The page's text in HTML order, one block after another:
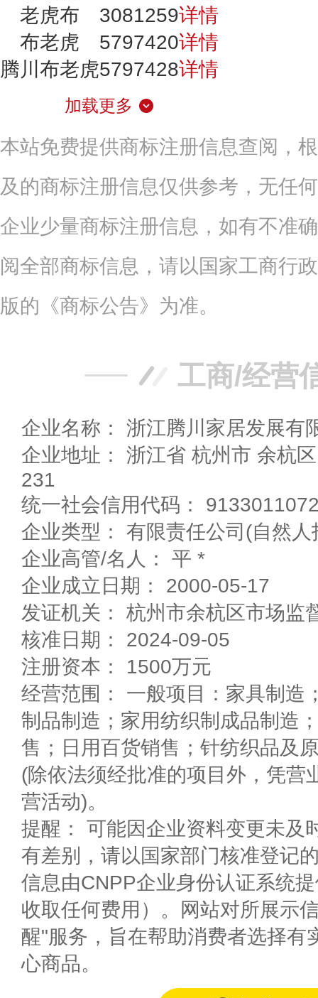
老虎布
3081259详情
布老虎
5797420详情
腾川布老虎5797428详情
加载更多
本站免费提供商标注册信息查阅，
及的商标注册信息仅供参考，无任
企业少量商标注册信息，如有不准
阅全部商标信息，请以国家工商行
版的《商标公告》为准。
工商/经营
企业名称： 浙江腾川家居发展有
企业地址： 浙江省 杭州市 余杭区 仁和工业园区獐山路
231
统一社会信用代码：
企业类型： 有限责任公司(自然人
企业高管/名人： 平 *
企业成立日期： 2000-05-17
发证机关： 杭州市余杭区市场监
核准日期： 2024-09-05
注册资本： 1500万元
经营范围： 一般项目：家具制造
制品制造；家用纺织制成品制造
售；日用百货销售；针纺织品及
(除依法须经批准的项目外，凭营
营活动)。
提醒： 可能因企业资料变更未及
有差别，请以国家部门核准登记
信息由CNPP企业身份认证系统
收取任何费用）。网站对所展示
醒"服务，旨在帮助消费者选择有
心商品。